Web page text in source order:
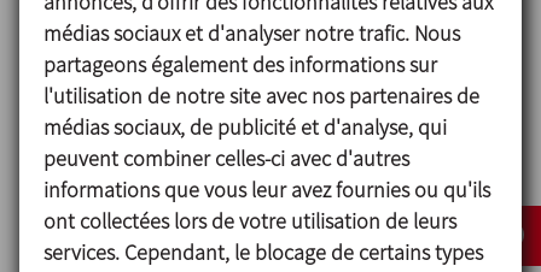
Garnitures mécaniques accessibles par la partie
frontale, sans avoir besoin de démonter le corps de
pompe.
Joints avec déformation contrôlée, pour éliminer
tous risques de zone morte.
Maintenance et nettoyage facilité.
Connexions Clamp (standard).
médias sociaux et d'analyser notre trafic. Nous
partageons également des informations sur
l'utilisation de notre site avec nos partenaires de
médias sociaux, de publicité et d'analyse, qui
peuvent combiner celles-ci avec d'autres
informations que vous leur avez fournies ou qu'ils
ont collectées lors de votre utilisation de leurs
services. Cependant, le blocage de certains types